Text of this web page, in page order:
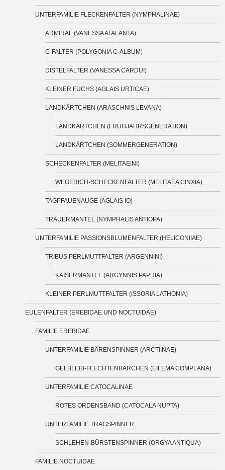
UNTERFAMILIE FLECKENFALTER (NYMPHALINAE)
ADMIRAL (VANESSA ATALANTA)
C-FALTER (POLYGONIA C-ALBUM)
DISTELFALTER (VANESSA CARDUI)
KLEINER FUCHS (AGLAIS URTICAE)
LANDKÄRTCHEN (ARASCHNIS LEVANA)
LANDKÄRTCHEN (FRÜHJAHRSGENERATION)
LANDKÄRTCHEN (SOMMERGENERATION)
SCHECKENFALTER (MELITAEINI)
WEGERICH-SCHECKENFALTER (MELITAEA CINXIA)
TAGPFAUENAUGE (AGLAIS IO)
TRAUERMANTEL (NYMPHALIS ANTIOPA)
UNTERFAMILIE PASSIONSBLUMENFALTER (HELICONIIAE)
TRIBUS PERLMUTTFALTER (ARGENNINI)
KAISERMANTEL (ARGYNNIS PAPHIA)
KLEINER PERLMUTTFALTER (ISSORIA LATHONIA)
EULENFALTER (EREBIDAE UND NOCTUIDAE)
FAMILIE EREBIDAE
UNTERFAMILIE BÄRENSPINNER (ARCTIINAE)
GELBLEIB-FLECHTENBÄRCHEN (EILEMA COMPLANA)
UNTERFAMILIE CATOCALINAE
ROTES ORDENSBAND (CATOCALA NUPTA)
UNTERFAMILIE TRÄGSPINNER
SCHLEHEN-BÜRSTENSPINNER (ORGYA ANTIQUA)
FAMILIE NOCTUIDAE